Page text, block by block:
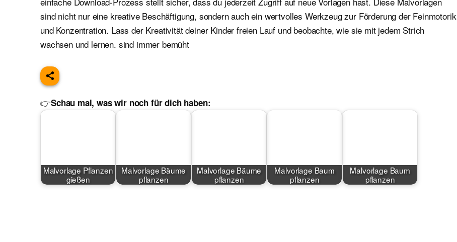
sind nicht nur eine kreative Beschäftigung, sondern auch ein wertvolles Werkzeug zur Förderung der Feinmotorik
und Konzentration. Lass der Kreativität deiner Kinder freien Lauf und beobachte, wie sie mit jedem Strich
wachsen und lernen. sind immer bemüht
👉Schau mal, was wir noch für dich haben:
Malvorlage Pflanzen
gießen
Malvorlage Bäume
pflanzen
Malvorlage Bäume
pflanzen
Malvorlage Baum
pflanzen
Malvorlage Baum
pflanzen